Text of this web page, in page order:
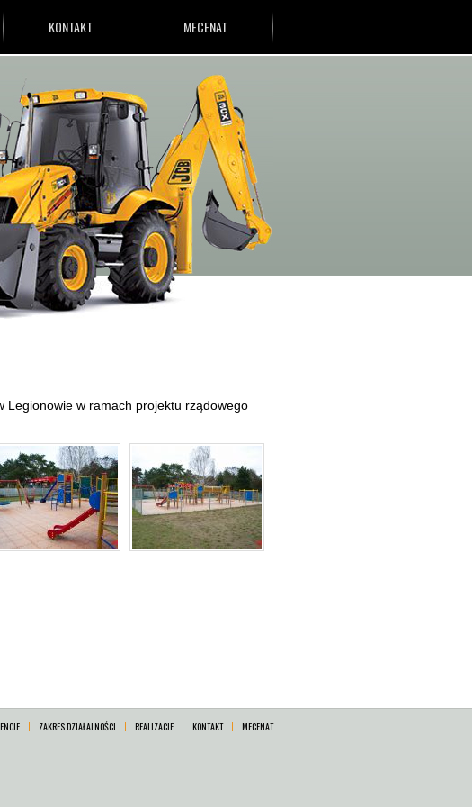
KONTAKT MECENAT
Legionowie w ramach projektu rządowego
ZAKRES DZIAŁALNOŚCI REALIZACJE KONTAKT MECENAT